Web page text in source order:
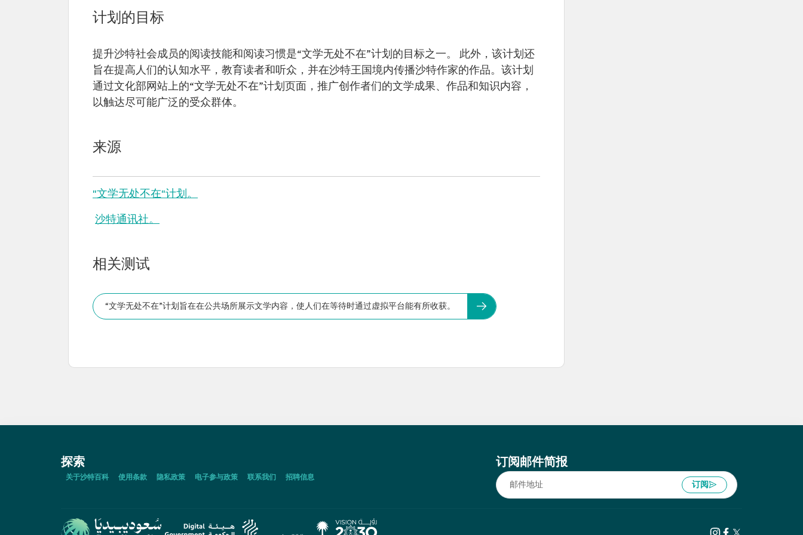
计划的目标
提升沙特社会成员的阅读技能和阅读习惯是“文学无处不在”计划的目标之一。 此外，该计划还
旨在提高人们的认知水平，教育读者和听众，并在沙特王国境内传播沙特作家的作品。该计划
通过文化部网站上的“文学无处不在”计划页面，推广创作者们的文学成果、作品和知识内容，
以触达尽可能广泛的受众群体。
来源
"文学无处不在"计划。
沙特通讯社。
相关测试
“文学无处不在”计划旨在在公共场所展示文学内容，使人们在等待时通过虚拟平台能有所收获。
探索
关于沙特百科 使用条款 隐私政策 电子参与政策 联系我们 招聘信息
订阅邮件简报
订阅